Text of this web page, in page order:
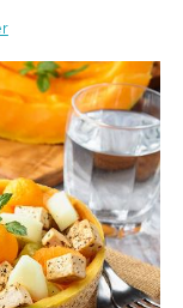
sur LinkedIn
sur email